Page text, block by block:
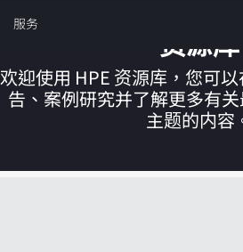
目
录服务
您的购物车目
资源库
欢迎使用 HPE 资源库，您可
告、案例研究并了解更多有
主题的内容